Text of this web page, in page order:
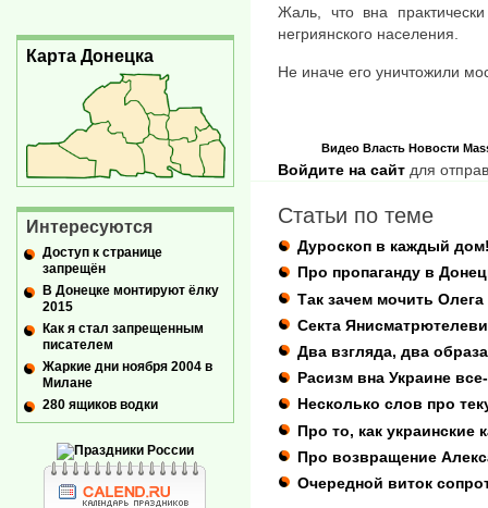
Жаль, что вна практически
негриянского населения.
Не иначе его уничтожили
Видео Власть Новости
Войдите на сайт для
Статьи по теме
Дуроскоп в каждый
Про пропаганду в
Так зачем мочить
Секта
Два взгляда, два
Расизм вна Украине
Несколько слов про
Про то, как украинские
Про возвращение
Очередной виток
Карта Донецка
Интересуются
Доступ к странице
запрещён
В Донецке монтируют ёлку
2015
Как я стал запрещенным
писателем
Жаркие дни ноября 2004 в
Милане
280 ящиков водки